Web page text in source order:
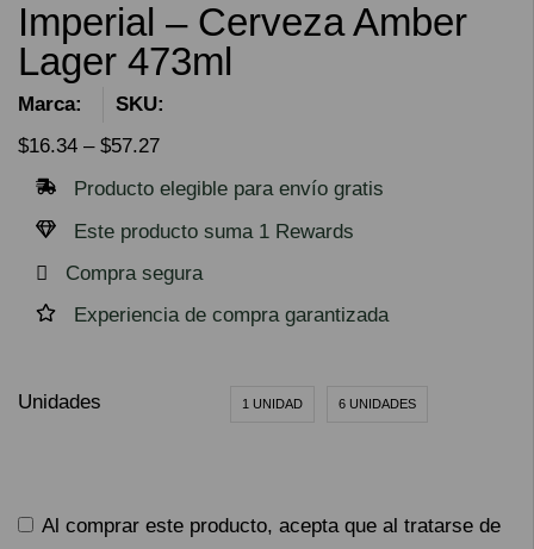
Imperial – Cerveza Amber
Lager 473ml
Marca:
SKU:
$16.34 – $57.27
Producto elegible para envío gratis
Este producto suma 1 Rewards
Compra segura
Experiencia de compra garantizada
Unidades 1 UNIDAD 6 UNIDADES
Al comprar este producto, acepta que al tratarse de